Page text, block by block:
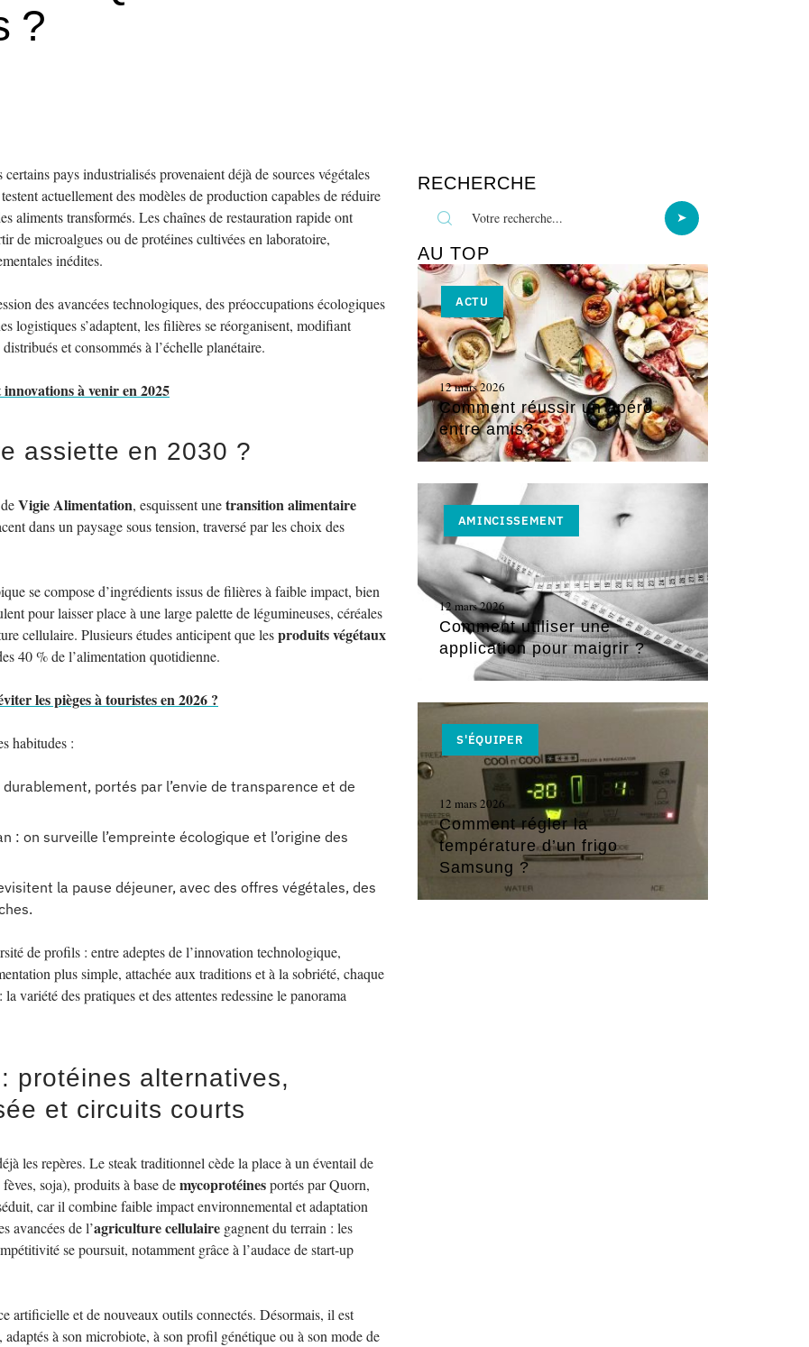
?
pays industrialisés provenaient déjà de sources végétales
actuellement des modèles de production capables de réduire
aliments transformés. Les chaînes de restauration rapide ont
de microalgues ou de protéines cultivées en laboratoire,
inédites.
des avancées technologiques, des préoccupations écologiques
logistiques s’adaptent, les filières se réorganisent, modifiant
et consommés à l’échelle planétaire.
à venir en 2025
assiette en 2030 ?
Vigie Alimentation, esquissent unetransition alimentaire
dans un paysage sous tension, traversé par les choix des
se compose d’ingrédients issus de filières à faible impact, bien
pour laisser place à une large palette de légumineuses, céréales
cellulaire. Plusieurs études anticipent que lesproduits végétaux
40 % de l’alimentation quotidienne.
les pièges à touristes en 2026 ?
habitudes :
portés par l’envie de transparence et de
: on surveille l’empreinte écologique et l’origine des
la pause déjeuner, avec des offres végétales, des
de profils : entre adeptes de l’innovation technologique,
plus simple, attachée aux traditions et à la sobriété, chaque
variété des pratiques et des attentes redessine le panorama
protéines alternatives,
et circuits courts
les repères. Le steak traditionnel cède la place à un éventail de
soja), produits à base demycoprotéinesportés par Quorn,
car il combine faible impact environnemental et adaptation
avancées de l’agriculture cellulaire gagnent du terrain : les
se poursuit, notamment grâce à l’audace de start-up
artificielle et de nouveaux outils connectés. Désormais, il est
à son microbiote, à son profil génétique ou à son mode de
RECHERCHE
AU TOP
ACTU
12 mars 2026
Comment réussir un apéro
entre amis?
AMINCISSEMENT
12 mars 2026
Comment utiliser une
application pour maigrir ?
S'ÉQUIPER
12 mars 2026
Comment régler la
température d’un frigo
Samsung ?